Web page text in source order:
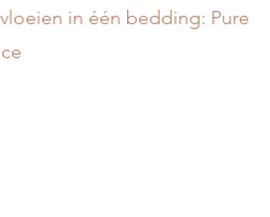
in één bedding: Pure